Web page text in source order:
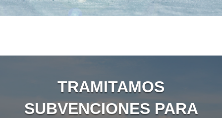
TRAMITAMOS
SUBVENCIONES PARA